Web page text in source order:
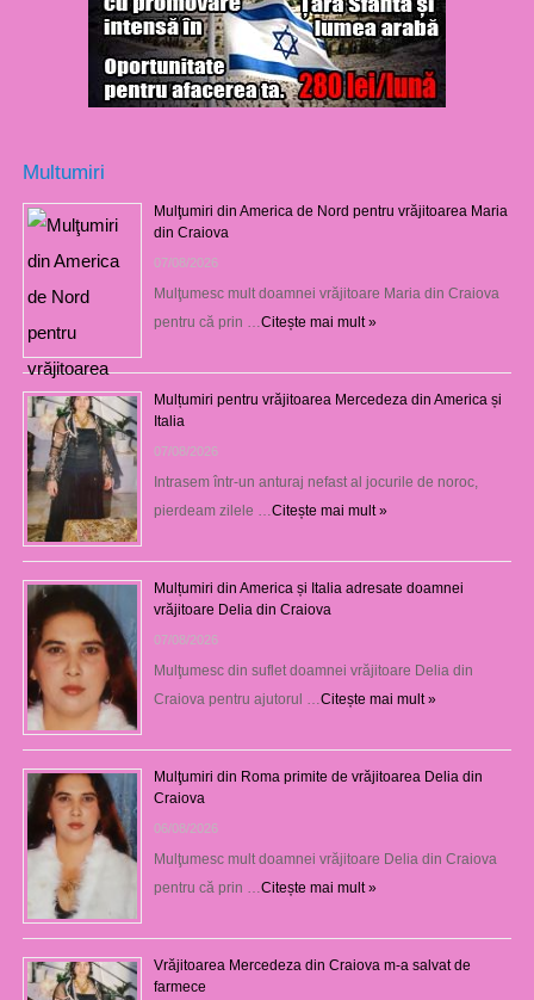
Multumiri
Mulţumiri din America de Nord pentru vrăjitoarea Maria
din Craiova
07/08/2026
Mulţumesc mult doamnei vrăjitoare Maria din Craiova
pentru că prin …Citește mai mult »
Mulțumiri pentru vrăjitoarea Mercedeza din America și
Italia
07/08/2026
Intrasem într-un anturaj nefast al jocurile de noroc,
pierdeam zilele …Citește mai mult »
Mulțumiri din America și Italia adresate doamnei
vrăjitoare Delia din Craiova
07/08/2026
Mulţumesc din suflet doamnei vrăjitoare Delia din
Craiova pentru ajutorul …Citește mai mult »
Mulţumiri din Roma primite de vrăjitoarea Delia din
Craiova
06/08/2026
Mulţumesc mult doamnei vrăjitoare Delia din Craiova
pentru că prin …Citește mai mult »
Vrăjitoarea Mercedeza din Craiova m-a salvat de
farmece